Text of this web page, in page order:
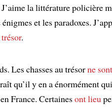
J’aime la littérature policière
énigmes et les paradoxes.
.
Les chasses au trésorne
qu’il y en a énormément
France. Certainesont lieu